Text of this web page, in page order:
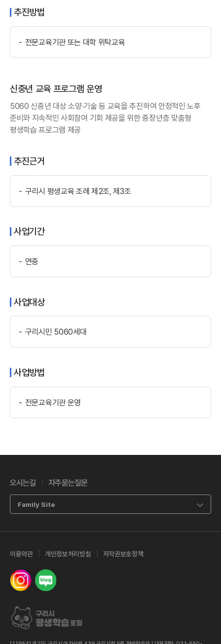
추진방법
전문교육기관 또는 대학 위탁교육
신중년 교육 프로그램 운영
5060 신중년 대상 소양·기술 등 교육을 추진하여 안정적인 노후
준비와 지속적인 사회참여 기회 제공을 위한 중장년층 맞춤형
평생학습 프로그램 제공
추진근거
구리시 평생교육 조례 제2조, 제3조
사업기간
연중
사업대상
구리시민 5060세대
사업방법
전문교육기관 운영
오시는길 자주묻는질문
Family Site
이용약관 개인정보처리방침 저작권보호정책
인스타그램 네이버 밴드